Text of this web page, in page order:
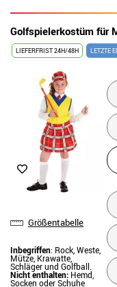
Golfspielerkostüm für
LIEFERFRIST 24H/48H LETZTE
Größentabelle
Inbegriffen: Rock, Weste,
Mütze, Krawatte,
Schläger und Golfball.
Nicht enthalten: Hemd,
Socken oder Schuhe